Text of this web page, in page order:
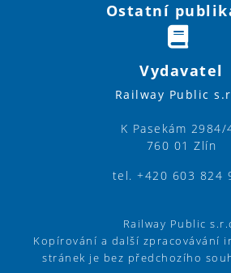
Ostatní
Vydavatel
Railway Public
K Pasekám 2984/
760 01 Zlín
tel. +420 603 824
Railway Public
Kopírování a další zpracovávání
stránek je bez předchozího